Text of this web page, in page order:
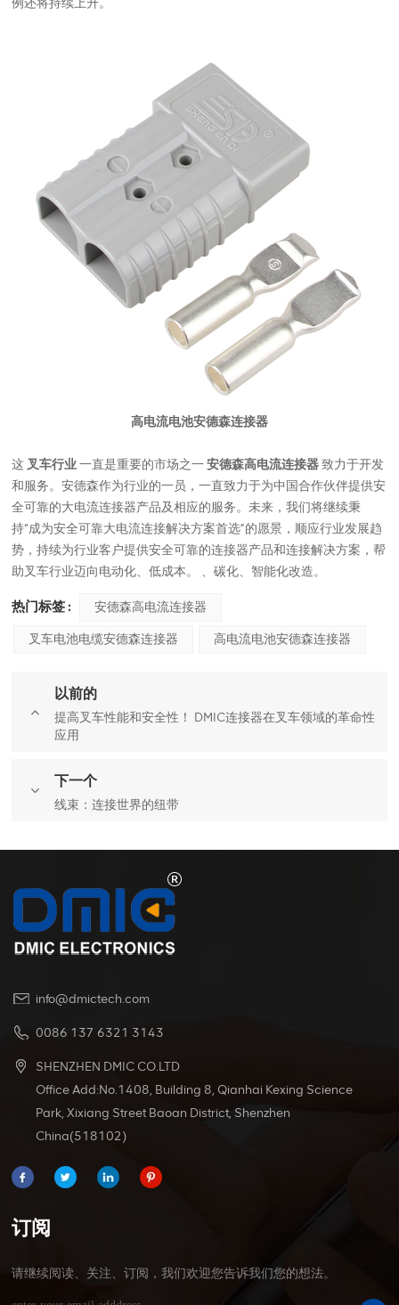
例还将持续上升。
高电流电池安德森连接器
这 叉车行业一直是重要的市场之一安德森高电流连接器致力于开发
和服务。安德森作为行业的一员，一直致力于为中国合作伙伴提供安
全可靠的大电流连接器产品及相应的服务。未来，我们将继续秉
持“成为安全可靠大电流连接解决方案首选”的愿景，顺应行业发展趋
势，持续为行业客户提供安全可靠的连接器产品和连接解决方案，帮
助叉车行业迈向电动化、低成本。 、碳化、智能化改造。
热门标签 : 安德森高电流连接器
叉车电池电缆安德森连接器 高电流电池安德森连接器
以前的
提高叉车性能和安全性！ DMIC连接器在叉车领域的革命性
应用
下一个
线束：连接世界的纽带
info@dmictech.com
0086 137 6321 3143
SHENZHEN DMIC CO.LTD
Office Add:No.1408, Building 8, Qianhai Kexing Science
Park, Xixiang Street Baoan District, Shenzhen
China(518102)
订阅
请继续阅读、关注、订阅，我们欢迎您告诉我们您的想法。